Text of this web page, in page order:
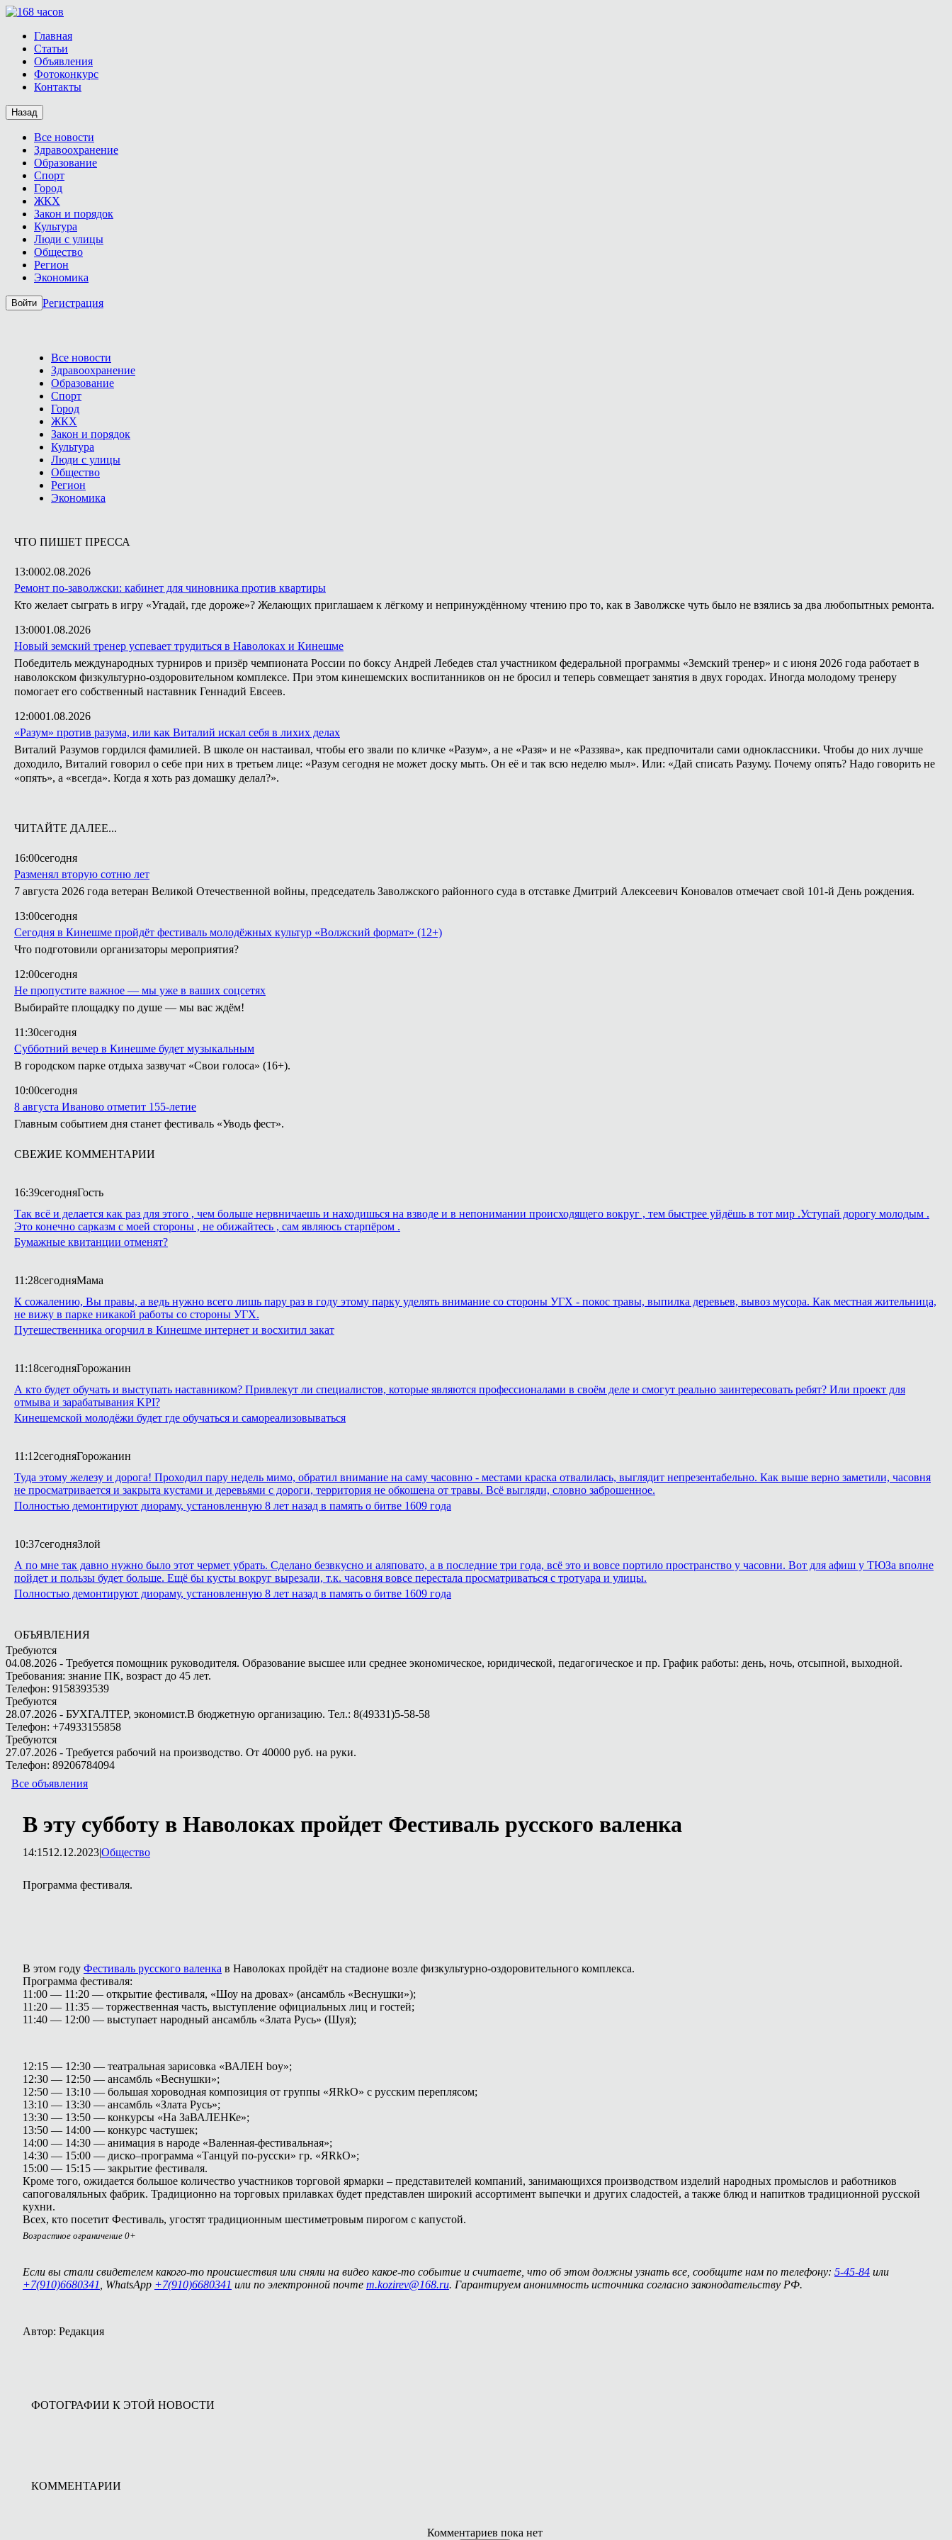
Главная
Статьи
Объявления
Фотоконкурс
Контакты
Назад
Все новости
Здравоохранение
Образование
Спорт
Город
ЖКХ
Закон и порядок
Культура
Люди с улицы
Общество
Регион
Экономика
Войти Регистрация
Все новости
Здравоохранение
Образование
Спорт
Город
ЖКХ
Закон и порядок
Культура
Люди с улицы
Общество
Регион
Экономика
ЧТО ПИШЕТ ПРЕССА
13:0002.08.2026
Ремонт по-заволжски: кабинет для чиновника против квартиры
Кто желает сыграть в игру «Угадай, где дороже»? Желающих приглашаем к лёгкому и непринуждённому чтению про то, как в Заволжске чуть было не взялись за два любопытных ремонта.
13:0001.08.2026
Новый земский тренер успевает трудиться в Наволоках и Кинешме
Победитель международных турниров и призёр чемпионата России по боксу Андрей Лебедев стал участником федеральной программы «Земский тренер» и с июня 2026 года работает в
наволокском физкультурно-оздоровительном комплексе. При этом кинешемских воспитанников он не бросил и теперь совмещает занятия в двух городах. Иногда молодому тренеру
помогает его собственный наставник Геннадий Евсеев.
12:0001.08.2026
«Разум» против разума, или как Виталий искал себя в лихих делах
Виталий Разумов гордился фамилией. В школе он настаивал, чтобы его звали по кличке «Разум», а не «Разя» и не «Раззява», как предпочитали сами одноклассники. Чтобы до них лучше
доходило, Виталий говорил о себе при них в третьем лице: «Разум сегодня не может доску мыть. Он её и так всю неделю мыл». Или: «Дай списать Разуму. Почему опять? Надо говорить не
«опять», а «всегда». Когда я хоть раз домашку делал?».
ЧИТАЙТЕ ДАЛЕЕ...
16:00сегодня
Разменял вторую сотню лет
7 августа 2026 года ветеран Великой Отечественной войны, председатель Заволжского районного суда в отставке Дмитрий Алексеевич Коновалов отмечает свой 101-й День рождения.
13:00сегодня
Сегодня в Кинешме пройдёт фестиваль молодёжных культур «Волжский формат» (12+)
Что подготовили организаторы мероприятия?
12:00сегодня
Не пропустите важное — мы уже в ваших соцсетях
Выбирайте площадку по душе — мы вас ждём!
11:30сегодня
Субботний вечер в Кинешме будет музыкальным
В городском парке отдыха зазвучат «Свои голоса» (16+).
10:00сегодня
8 августа Иваново отметит 155-летие
Главным событием дня станет фестиваль «Уводь фест».
СВЕЖИЕ КОММЕНТАРИИ
16:39сегодняГость
Так всё и делается как раз для этого , чем больше нервничаешь и находишься на взводе и в непонимании происходящего вокруг , тем быстрее уйдёшь в тот мир .Уступай дорогу молодым .
Это конечно сарказм с моей стороны , не обижайтесь , сам являюсь старпёром .
Бумажные квитанции отменят?
11:28сегодняМама
К сожалению, Вы правы, а ведь нужно всего лишь пару раз в году этому парку уделять внимание со стороны УГХ - покос травы, выпилка деревьев, вывоз мусора. Как местная жительница,
не вижу в парке никакой работы со стороны УГХ.
Путешественника огорчил в Кинешме интернет и восхитил закат
11:18сегодняГорожанин
А кто будет обучать и выступать наставником? Привлекут ли специалистов, которые являются профессионалами в своём деле и смогут реально заинтересовать ребят? Или проект для
отмыва и зарабатывания KPI?
Кинешемской молодёжи будет где обучаться и самореализовываться
11:12сегодняГорожанин
Туда этому железу и дорога! Проходил пару недель мимо, обратил внимание на саму часовню - местами краска отвалилась, выглядит непрезентабельно. Как выше верно заметили, часовня
не просматривается и закрыта кустами и деревьями с дороги, территория не обкошена от травы. Всё выгляди, словно заброшенное.
Полностью демонтируют диораму, установленную 8 лет назад в память о битве 1609 года
10:37сегодняЗлой
А по мне так давно нужно было этот чермет убрать. Сделано безвкусно и аляповато, а в последние три года, всё это и вовсе портило пространство у часовни. Вот для афиш у ТЮЗа вполне
пойдет и пользы будет больше. Ещё бы кусты вокруг вырезали, т.к. часовня вовсе перестала просматриваться с тротуара и улицы.
Полностью демонтируют диораму, установленную 8 лет назад в память о битве 1609 года
ОБЪЯВЛЕНИЯ
Требуются
04.08.2026 - Требуется помощник руководителя. Образование высшее или среднее экономическое, юридической, педагогическое и пр. График работы: день, ночь, отсыпной, выходной.
Требования: знание ПК, возраст до 45 лет.
Телефон: 9158393539
Требуются
28.07.2026 - БУХГАЛТЕР, экономист.В бюджетную организацию. Тел.: 8(49331)5-58-58
Телефон: +74933155858
Требуются
27.07.2026 - Требуется рабочий на производство. От 40000 руб. на руки.
Телефон: 89206784094
Все объявления
В эту субботу в Наволоках пройдет Фестиваль русского валенка
14:1512.12.2023|Общество
Программа фестиваля.
В этом году Фестиваль русского валенка в Наволоках пройдёт на стадионе возле физкультурно-оздоровительного комплекса.
Программа фестиваля:
11:00 — 11:20 — открытие фестиваля, «Шоу на дровах» (ансамбль «Веснушки»);
11:20 — 11:35 — торжественная часть, выступление официальных лиц и гостей;
11:40 — 12:00 — выступает народный ансамбль «Злата Русь» (Шуя);
12:15 — 12:30 — театральная зарисовка «ВАЛЕН boy»;
12:30 — 12:50 — ансамбль «Веснушки»;
12:50 — 13:10 — большая хороводная композиция от группы «ЯRkO» с русским переплясом;
13:10 — 13:30 — ансамбль «Злата Русь»;
13:30 — 13:50 — конкурсы «На ЗаВАЛЕНКе»;
13:50 — 14:00 — конкурс частушек;
14:00 — 14:30 — анимация в народе «Валенная-фестивальная»;
14:30 — 15:00 — диско–программа «Танцуй по-русски» гр. «ЯRkO»;
15:00 — 15:15 — закрытие фестиваля.
Кроме того, ожидается большое количество участников торговой ярмарки – представителей компаний, занимающихся производством изделий народных промыслов и работников
сапоговаляльных фабрик. Традиционно на торговых прилавках будет представлен широкий ассортимент выпечки и других сладостей, а также блюд и напитков традиционной русской
кухни.
Всех, кто посетит Фестиваль, угостят традиционным шестиметровым пирогом с капустой.
Возрастное ограничение 0+
Если вы стали свидетелем какого-то происшествия или сняли на видео какое-то событие и считаете, что об этом должны узнать все, сообщите нам по телефону: 5-45-84 или
+7(910)6680341
, WhatsApp +7(910)6680341 или по электронной почте m.kozirev@168.ru. Гарантируем анонимность источника согласно законодательству РФ.
Автор: Редакция
ФОТОГРАФИИ К ЭТОЙ НОВОСТИ
КОММЕНТАРИИ
Комментариев пока нет